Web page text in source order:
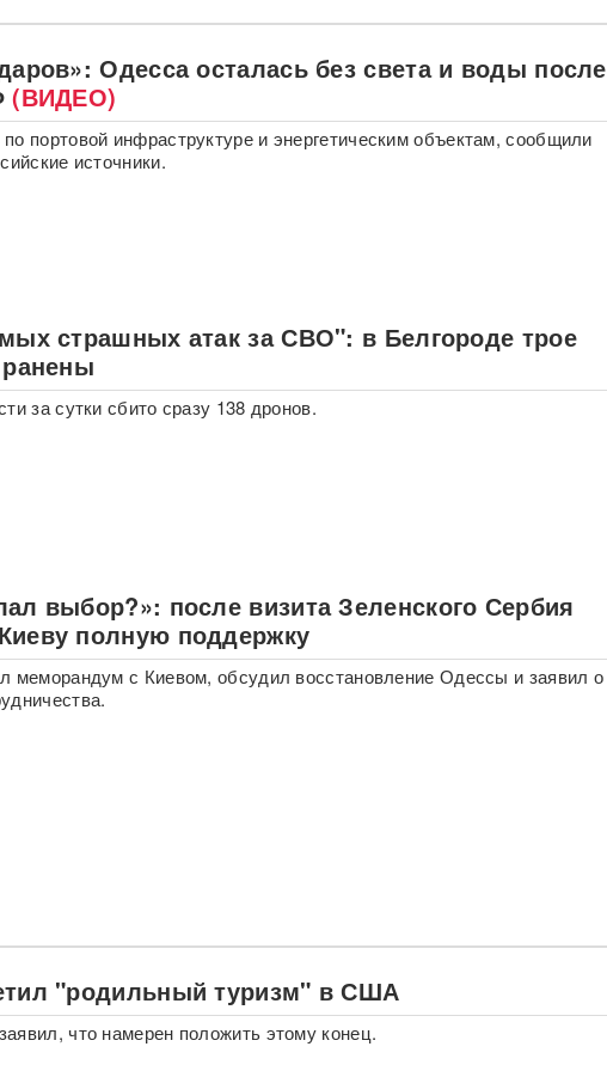
Одесса осталась без света и воды после
(ВИДЕО)
портовой инфраструктуре и энергетическим объектам, сообщили
источники.
страшных атак за СВО": в Белгороде трое
за сутки сбито сразу 138 дронов.
выбор?»: после визита Зеленского Сербия
полную поддержку
меморандум с Киевом, обсудил восстановление Одессы и заявил о
"родильный туризм" в США
что намерен положить этому конец.